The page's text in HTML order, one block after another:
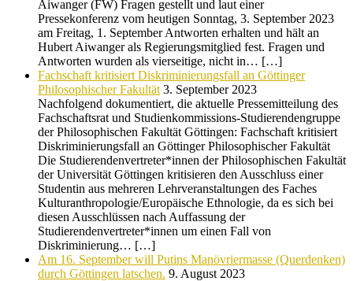
Aiwanger (FW) Fragen gestellt und laut einer
Pressekonferenz vom heutigen Sonntag, 3. September 2023
am Freitag, 1. September Antworten erhalten und hält an
Hubert Aiwanger als Regierungsmitglied fest. Fragen und
Antworten wurden als vierseitige, nicht in… […]
Fachschaft kritisiert Diskriminierungsfall an Göttinger
Philosophischer Fakultät 3. September 2023
Nachfolgend dokumentiert, die aktuelle Pressemitteilung des
Fachschaftsrat und Studienkommissions-Studierendengruppe
der Philosophischen Fakultät Göttingen: Fachschaft kritisiert
Diskriminierungsfall an Göttinger Philosophischer Fakultät
Die Studierendenvertreter*innen der Philosophischen Fakultät
der Universität Göttingen kritisieren den Ausschluss einer
Studentin aus mehreren Lehrveranstaltungen des Faches
Kulturanthropologie/Europäische Ethnologie, da es sich bei
diesen Ausschlüssen nach Auffassung der
Studierendenvertreter*innen um einen Fall von
Diskriminierung… […]
Am 16. September will Putins Manövriermasse (Querdenken)
durch Göttingen latschen. 9. August 2023